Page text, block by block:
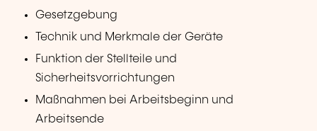
Gesetzgebung
Technik und Merkmale der Geräte
Funktion der Stellteile und
Sicherheitsvorrichtungen
Maßnahmen bei Arbeitsbeginn und
Arbeitsende